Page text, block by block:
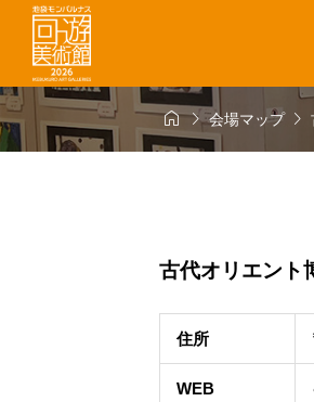
会場マップ
古代オリエン
住所
WEB